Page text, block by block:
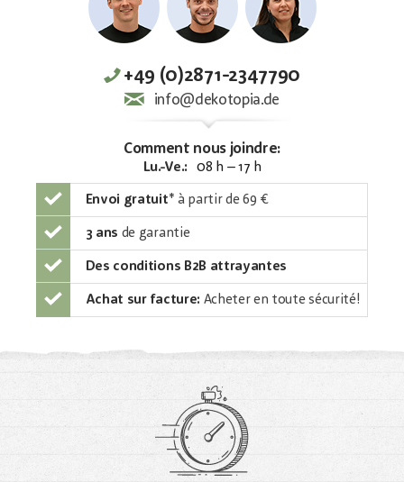
+49 (0)2871-2347790
info@dekotopia.de
Comment nous joindre:
Lu.-Ve.: 08 h – 17 h
Envoi gratuit* à partir de 69 €
3 ans de garantie
Des conditions B2B attrayantes
Achat sur facture: Acheter en toute sécurité!